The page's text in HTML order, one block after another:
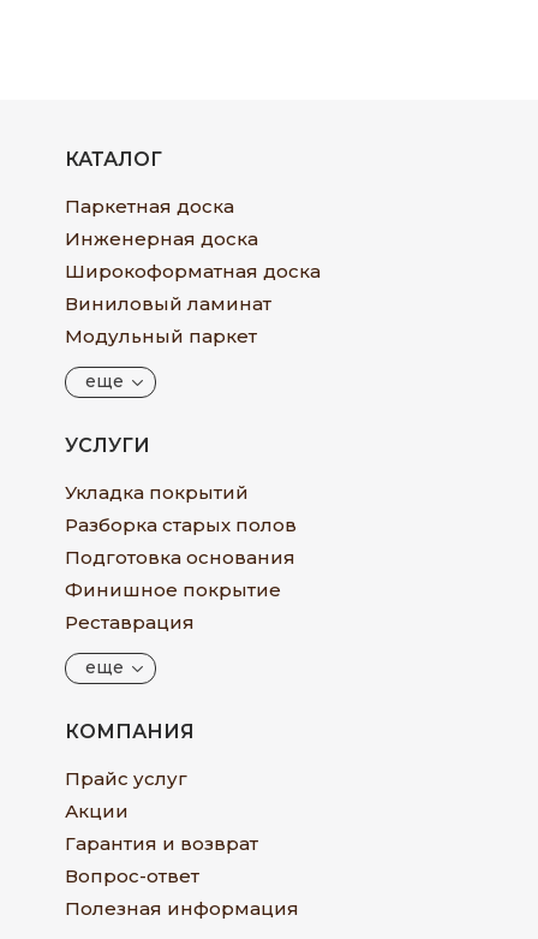
КАТАЛОГ
Паркетная доска
Инженерная доска
Широкоформатная доска
Виниловый ламинат
Модульный паркет
еще
УСЛУГИ
Укладка покрытий
Разборка старых полов
Подготовка основания
Финишное покрытие
Реставрация
еще
КОМПАНИЯ
Прайс услуг
Акции
Гарантия и возврат
Вопрос-ответ
Полезная информация